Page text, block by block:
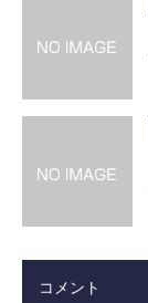
コメント